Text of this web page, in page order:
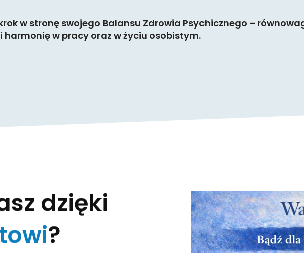
w stronę swojego Balansu Zdrowia Psychicznego –
harmonię w pracy oraz w życiu osobistym.
dzięki
?